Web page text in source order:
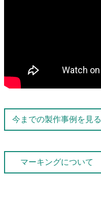
今までの製作事例を見る
マーキングについて